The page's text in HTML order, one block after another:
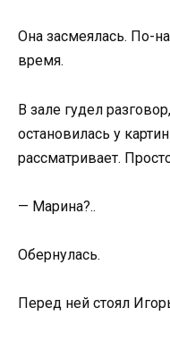
Она засмеялась. По-
время.
В зале гудел
остановилась у
рассматривает.
— Марина?..
Обернулась.
Перед ней стоял